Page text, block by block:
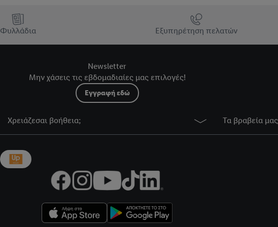
Φυλλάδια Εξυπηρέτηση πελατών
Newsletter
Μην χάσεις τις εβδομαδιαίες μας επιλογές!
Εγγραφή εδώ
Χρειάζεσαι βοήθεια; Τα βραβεία μας